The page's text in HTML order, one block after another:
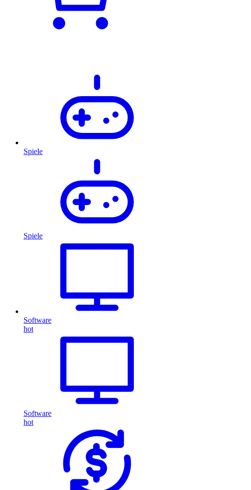
Spiele
Spiele
Software
hot
Software
hot